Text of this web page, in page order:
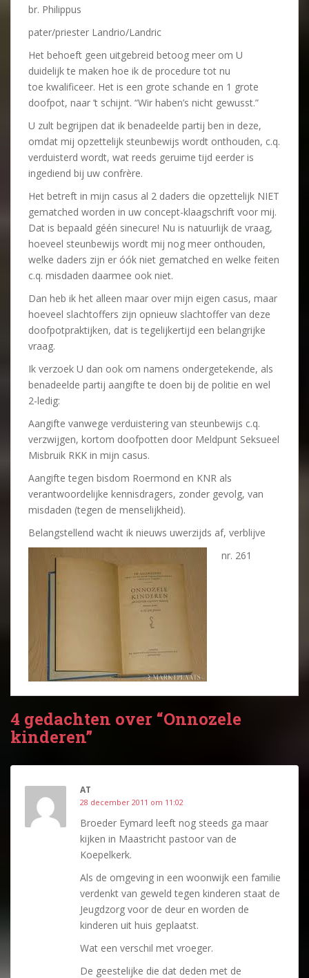
br. Philippus
pater/priester Landrio/Landric
Het behoeft geen uitgebreid betoog meer om U
duidelijk te maken hoe ik de procedure tot nu
toe kwalificeer. Het is een grote schande en 1 grote
doofpot, naar ’t schijnt. “Wir haben’s nicht gewusst.”
U zult begrijpen dat ik benadeelde partij ben in deze,
omdat mij opzettelijk steunbewijs wordt onthouden, c.q.
verduisterd wordt, wat reeds geruime tijd eerder is
ingediend bij uw confrère.
Het betreft in mijn casus al 2 daders die opzettelijk NIET
gematched worden in uw concept-klaagschrift voor mij.
Dat is bepaald géén sinecure! Nu is natuurlijk de vraag,
hoeveel steunbewijs wordt mij nog meer onthouden,
welke daders zijn er óók niet gematched en welke feiten
c.q. misdaden daarmee ook niet.
Dan heb ik het alleen maar over mijn eigen casus, maar
hoeveel slachtoffers zijn opnieuw slachtoffer van deze
doofpotpraktijken, dat is tegelijkertijd een belangrijke
vraag.
Ik verzoek U dan ook om namens ondergetekende, als
benadeelde partij aangifte te doen bij de politie en wel
2-ledig:
Aangifte vanwege verduistering van steunbewijs c.q.
verzwijgen, kortom doofpotten door Meldpunt Seksueel
Misbruik RKK in mijn casus.
Aangifte tegen bisdom Roermond en KNR als
verantwoordelijke kennisdragers, zonder gevolg, van
misdaden (tegen de menselijkheid).
Belangstellend wacht ik nieuws uwerzijds af, verblijve
nr. 261
4 gedachten over “Onnozele
kinderen”
AT
28 december 2011 om 11:02
Broeder Eymard leeft nog steeds ga maar
kijken in Maastricht pastoor van de
Koepelkerk.
Als de omgeving in een woonwijk een familie
verdenkt van geweld tegen kinderen staat de
Jeugdzorg voor de deur en worden de
kinderen uit huis geplaatst.
Wat een verschil met vroeger.
De geestelijke die dat deden met de